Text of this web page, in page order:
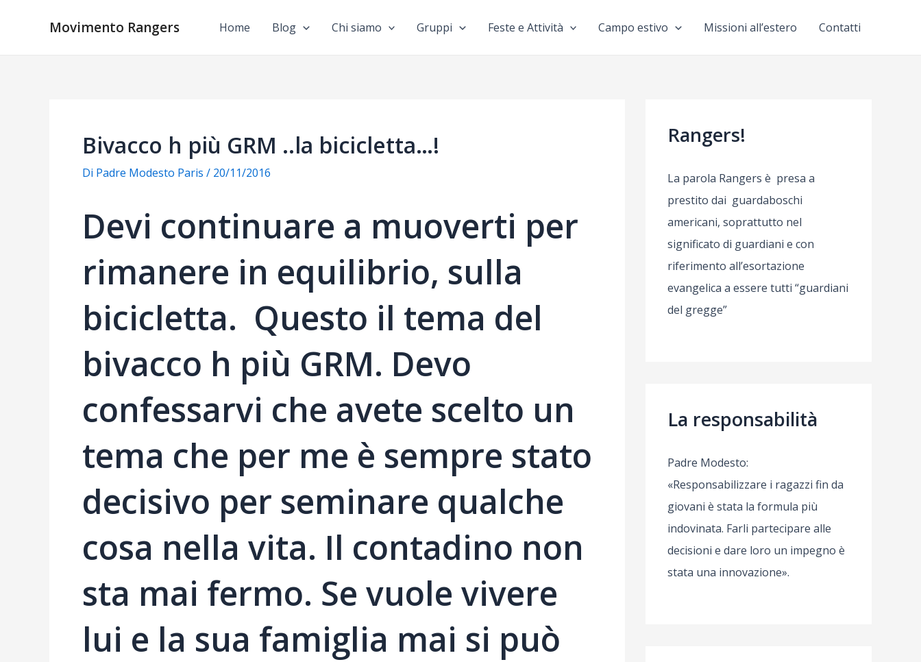
Movimento Rangers Home Blog Chi siamo Gruppi Feste e Attività Campo estivo Missioni all’estero Contatti
Bivacco h più GRM ..la bicicletta…!
Di Padre Modesto Paris / 20/11/2016
Devi continuare a muoverti per
rimanere in equilibrio, sulla
bicicletta. Questo il tema del
bivacco h più GRM. Devo
confessarvi che avete scelto un
tema che per me è sempre stato
decisivo per seminare qualche
cosa nella vita. Il contadino non
sta mai fermo. Se vuole vivere
lui e la sua famiglia mai si può
Rangers!
La parola Rangers è presa a
prestito dai guardaboschi
americani, soprattutto nel
significato di guardiani e con
riferimento all’esortazione
evangelica a essere tutti “guardiani
del gregge”
La responsabilità
Padre Modesto:
«Responsabilizzare i ragazzi fin da
giovani è stata la formula più
indovinata. Farli partecipare alle
decisioni e dare loro un impegno è
stata una innovazione».